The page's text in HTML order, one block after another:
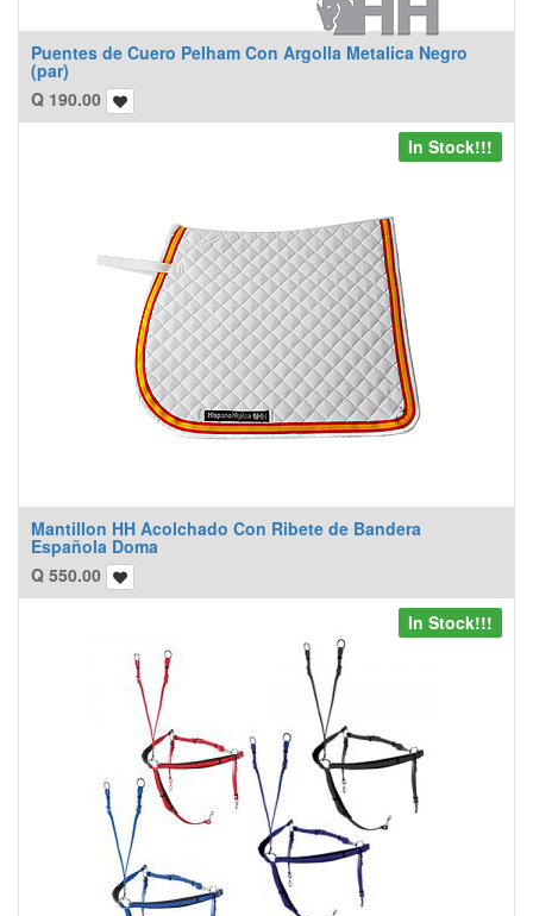
Puentes de Cuero Pelham Con Argolla Metalica Negro
(par)
Q 190.00
Mantillon HH Acolchado Con Ribete de Bandera
Española Doma
Q 550.00
In Stock!!!
In Stock!!!